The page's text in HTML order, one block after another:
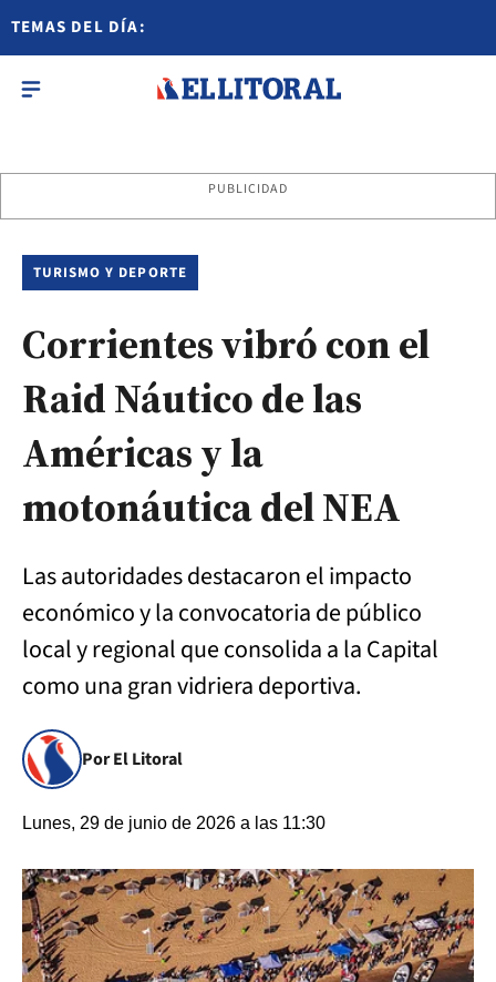
TEMAS DEL DÍA:
PUBLICIDAD
TURISMO Y DEPORTE
Corrientes vibró con el
Raid Náutico de las
Américas y la
motonáutica del NEA
Las autoridades destacaron el impacto
económico y la convocatoria de público
local y regional que consolida a la Capital
como una gran vidriera deportiva.
Por El Litoral
Lunes, 29 de junio de 2026 a las 11:30